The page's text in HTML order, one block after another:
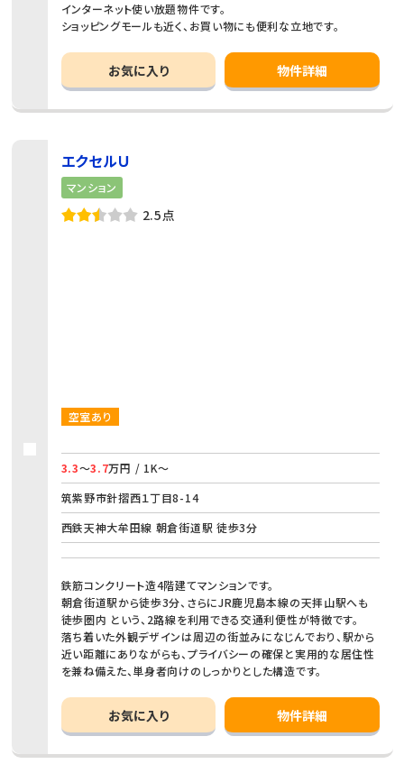
インターネット使い放題物件です。
ショッピングモールも近く、お買い物にも便利な立地です。
お気に入り 物件詳細
エクセルＵ
マンション
2.5点
空室あり
3.3～3.7万円 / 1K～
筑紫野市針摺西１丁目8-14
西鉄天神大牟田線 朝倉街道駅 徒歩3分
鉄筋コンクリート造4階建てマンションです。
朝倉街道駅から徒歩3分、さらにJR鹿児島本線の天拝山駅へも
徒歩圏内 という、2路線を利用できる交通利便性が特徴です。
落ち着いた外観デザインは周辺の街並みになじんでおり、駅から
近い距離にありながらも、プライバシーの確保と実用的な居住性
を兼ね備えた、単身者向けのしっかりとした構造です。
お気に入り 物件詳細